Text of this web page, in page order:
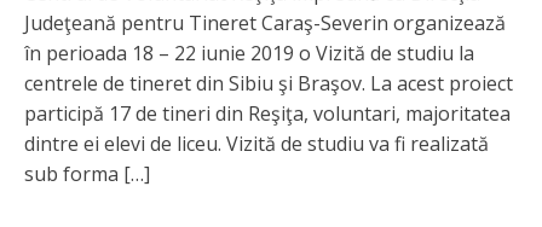
Judeţeană pentru Tineret Caraş-Severin organizează
în perioada 18 – 22 iunie 2019 o Vizită de studiu la
centrele de tineret din Sibiu şi Braşov. La acest proiect
participă 17 de tineri din Reşiţa, voluntari, majoritatea
dintre ei elevi de liceu. Vizită de studiu va fi realizată
sub forma […]